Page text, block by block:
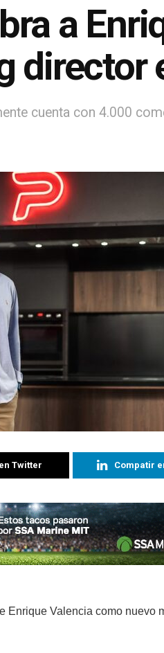
a
director
cuenta con 4.000
Twitter Compatir
Enrique Valencia como nuevo